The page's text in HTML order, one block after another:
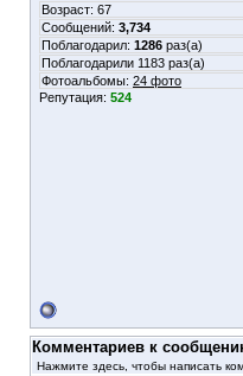
Возраст: 67
Сообщений: 3,734
Поблагодарил: 1286 раз(а)
Поблагодарили 1183 раз(а)
Фотоальбомы: 24 фото
Репутация: 524
Комментариев к
Нажмите здесь, чтобы написать